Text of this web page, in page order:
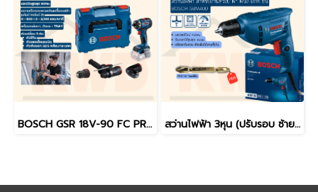
BOSCH GSR 18V-90 FC PROFESSIONAL สว่าน/ไขควงไฟฟ้าไร้สาย 90Nm พร้อมหัวเปลี่ยน 3หัว (ของแท้/ประกันศูนย์/พร้อมส่ง) สว่านไฟฟ้า 3หุน (ปรับรอบ ซ้าย-ขวา) 2,800 รอบ 400 วัตต์ BOSCH GBM400 รุ่นใหม่ล่าสุด